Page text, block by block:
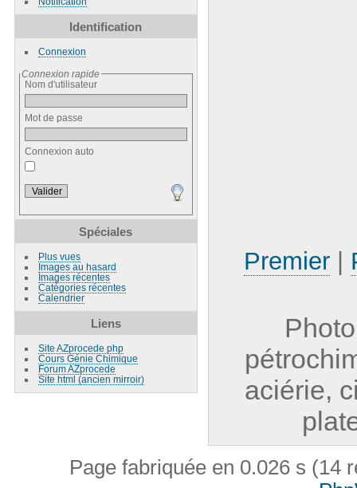
Identification
Connexion
Connexion rapide
Nom d'utilisateur
Mot de passe
Connexion auto
Spéciales
Plus vues
Images au hasard
Images récentes
Catégories récentes
Calendrier
Liens
Site AZprocede php
Cours Génie Chimique
Forum AZprocede
Site html (ancien mirroir)
Premier
aciérie,
Page fabriquée en 0.026 s (14